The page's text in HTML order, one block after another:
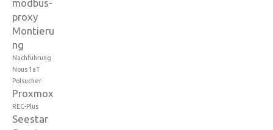
modbus-
proxy
Montieru
ng
Nachführung
Nous 1aT
Polsucher
Proxmox
REC-Plus
Seestar